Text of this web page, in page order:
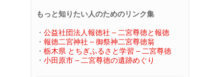
もっと知りたい人のためのリンク集
・ 公益社団法人報徳社 – 二宮尊徳と報徳
・ 報徳二宮神社 – 御祭神二宮尊徳翁
・ 栃木県 とちぎふるさと学習 – 二宮尊徳
・ 小田原市 – 二宮尊徳の遺跡めぐり